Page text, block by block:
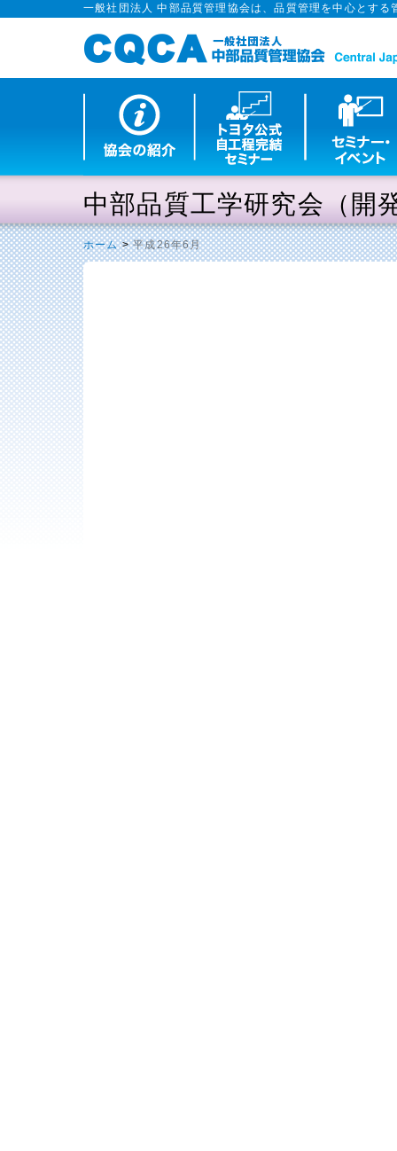
一般社団法人 中部品質管理協会は、品質管理を中心とす
中部品質工学研究会（開
ホーム>平成26年6月